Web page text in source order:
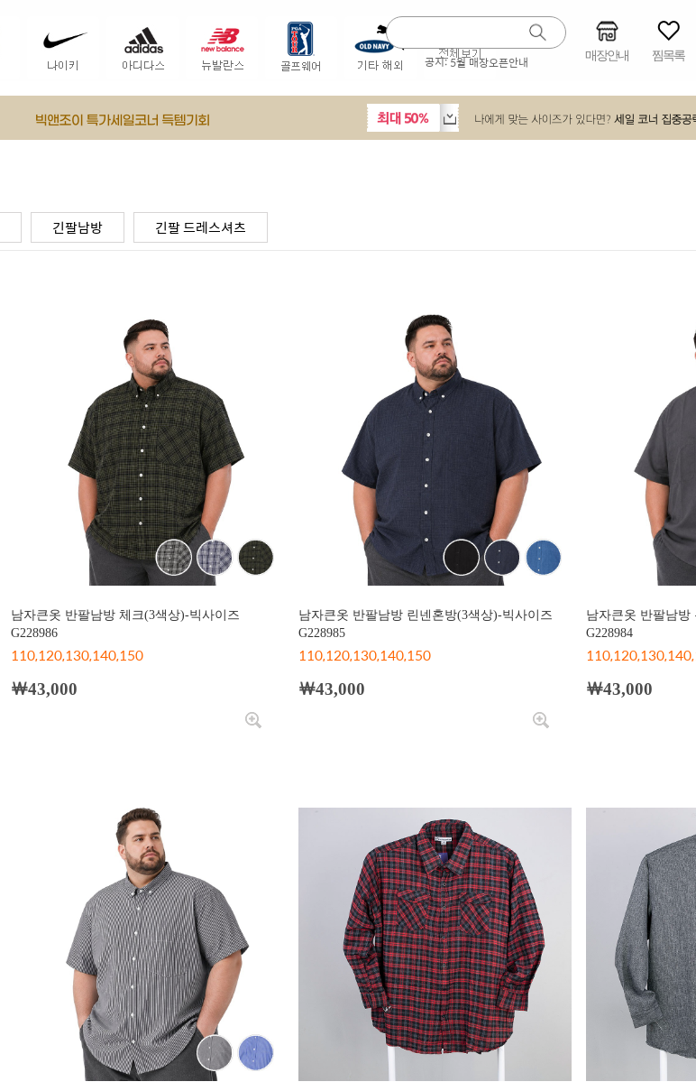
공지:5월 매장오픈안내 매장안내 찜목록
긴팔남방 긴팔 드레스셔츠
남자큰옷 반팔남방 체크(3색상)-빅사이즈
G228986
110,120,130,140,150
￦43,000
남자큰옷 반팔남방 린넨혼방(3색상)-빅사이즈
G228985
110,120,130,140,150
￦43,000
남자큰옷 반팔남방
G228984
￦43,000